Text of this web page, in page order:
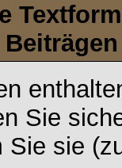
Sie
Sie sie